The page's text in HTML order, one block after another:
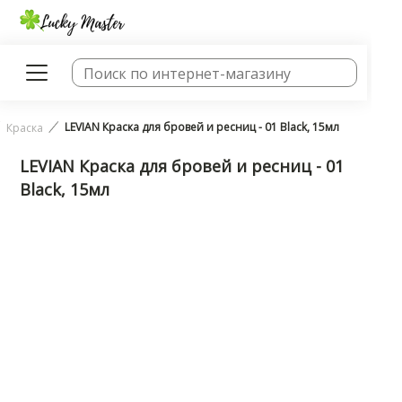
Краска LEVIAN Краска для бровей и ресниц - 01 Black, 15мл
LEVIAN Краска для бровей и ресниц - 01
Black, 15мл